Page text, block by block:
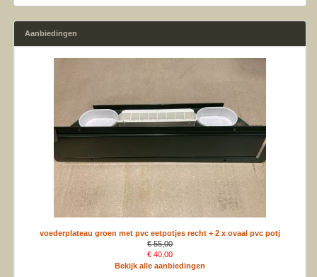
Aanbiedingen
voederplateau groen met pvc eetpotjes recht + 2 x ovaal pvc potj
€ 55,00
€ 40,00
Bekijk alle aanbiedingen